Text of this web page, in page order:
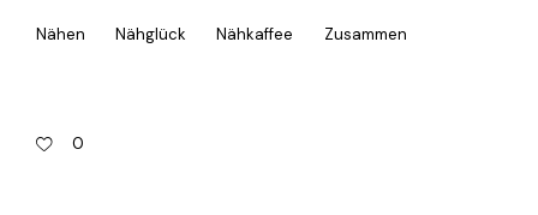
Nähen Nähglück Nähkaffee Zusammen
0